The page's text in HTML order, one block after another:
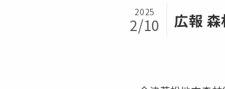
広報
2025
2/10